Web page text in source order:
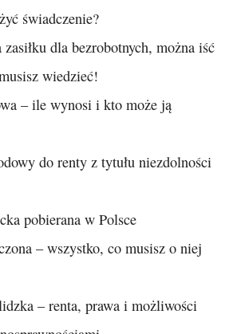
świadczenie?
zasiłku dla bezrobotnych, można iść
wiedzieć!
– ile wynosi i kto może ją
do renty z tytułu niezdolności
pobierana w Polsce
– wszystko, co musisz o niej
– renta, prawa i możliwości